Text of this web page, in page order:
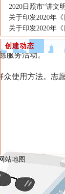
服务活动。
使用方法。志
2020日照市“讲文
关于印发2020年
关于印发2020年
创建动态
站地图